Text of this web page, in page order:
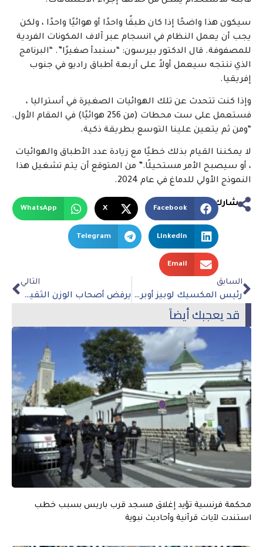
سيكون هذا واضحًا إذا كان طبقًا واحدًا أو هوائيًا واحدًا ، ولكن
يجب أن يعمل النظام في انسجام عبر آلاف المكونات الفردية
للمصفوفة. قال الدكتور بيرسون: “سنبدأ صغيرًا”. “البرنامج
الذي ننتجه سيعمل أولاً على أربعة أطباق راديو في جنوب
إفريقيا.
وإذا كنت تتحدث عن تلك الهوائيات الصغيرة في أستراليا ،
فستعمل على ست محطات (من 256 هوائيًا) في المقام الأول.
“ومن ثم يتعين علينا التوسع بطريقة ذكية.
لا يمكننا القيام بذلك خطيًا مع زيادة عدد الأطباق والهوائيات
، أو سيصبح الأمر مستحيلًا.” من المتوقع أن يتم تشغيل هذا
النموذج الأولي للدماغ في عام 2024.
شارك
Facebook
X
WhatsApp
LinkedIn
Telegram
Email
السابق
رئيس المكسيك لوبيز أوبرادور يفوز في تصويت على سحب الثقة وسط إقبال منخفض
التالي
يرفض أصحاب الوزن الثقيل مانشستر سيتي وليفربول التنازل عن شبر واحد في القتال على لقب الدوري الإنجليزي الممتاز
قد يعجبك أيضاً
محكمة فرنسية تؤيد إغلاق مسجد قرب باريس بسبب خطب
استندت لآيات قرآنية وأحاديث نبوية